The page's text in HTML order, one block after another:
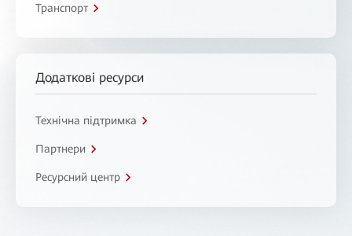
Транспорт
Додаткові ресурси
Технічна підтримка
Партнери
Ресурсний центр